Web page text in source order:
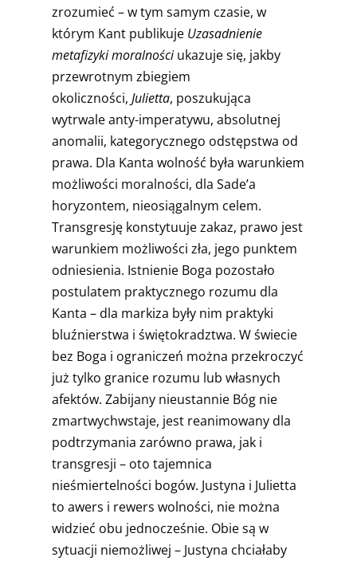
zrozumieć – w tym samym czasie, w
którym Kant publikuje Uzasadnienie
metafizyki moralnościukazuje się, jakby
przewrotnym zbiegiem
okoliczności, Julietta, poszukująca
wytrwale anty-imperatywu, absolutnej
anomalii, kategorycznego odstępstwa od
prawa. Dla Kanta wolność była warunkiem
możliwości moralności, dla Sade’a
horyzontem, nieosiągalnym celem.
Transgresję konstytuuje zakaz, prawo jest
warunkiem możliwości zła, jego punktem
odniesienia. Istnienie Boga pozostało
postulatem praktycznego rozumu dla
Kanta – dla markiza były nim praktyki
bluźnierstwa i świętokradztwa. W świecie
bez Boga i ograniczeń można przekroczyć
już tylko granice rozumu lub własnych
afektów. Zabijany nieustannie Bóg nie
zmartwychwstaje, jest reanimowany dla
podtrzymania zarówno prawa, jak i
transgresji – oto tajemnica
nieśmiertelności bogów. Justyna i Julietta
to awers i rewers wolności, nie można
widzieć obu jednocześnie. Obie są w
sytuacji niemożliwej – Justyna chciałaby